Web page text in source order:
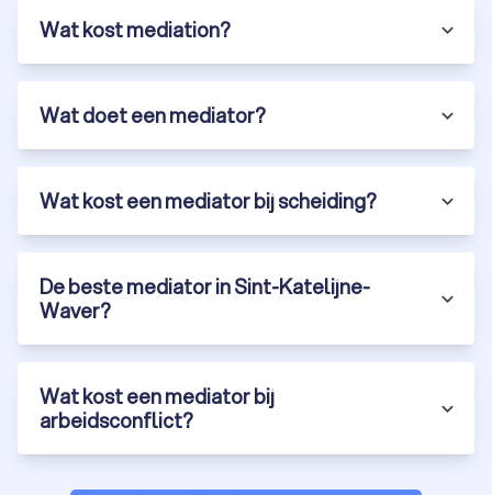
Wat kost mediation?
Wat doet een mediator?
Wat kost een mediator bij scheiding?
De beste mediator in Sint-Katelijne-
Waver?
Wat kost een mediator bij
arbeidsconflict?